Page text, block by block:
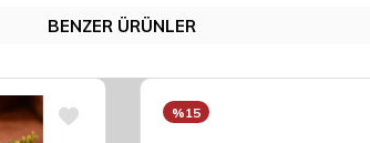
BENZER ÜRÜNLER
%15